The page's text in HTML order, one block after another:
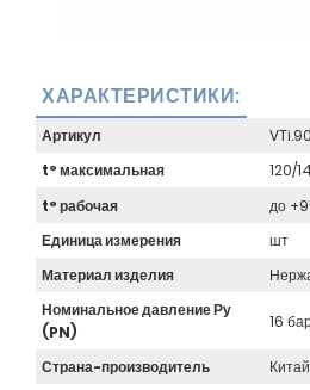
ХАРАКТЕРИСТИКИ:
Артикул
t° максимальная
120/
t° рабочая
до
Единица измерения
шт
Материал изделия
Номинальное давление Ру
(PN)
16
Страна-производитель
Китай